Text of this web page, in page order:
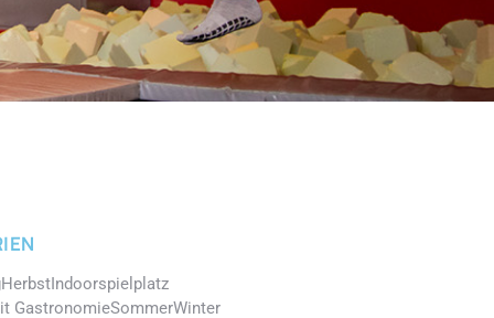
HerbstIndoorspielplatz
GastronomieSommerWinter